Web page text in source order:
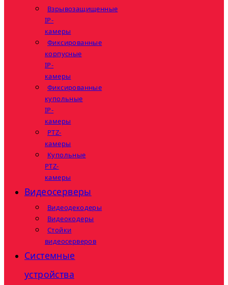
Взрывозащищенные
IP-
камеры
Фиксированные
корпусные
IP-
камеры
Фиксированные
купольные
IP-
камеры
PTZ-
камеры
Купольные
PTZ-
камеры
Видеосерверы
Видеодекодеры
Видеокодеры
Стойки
видеосерверов
Системные
устройства